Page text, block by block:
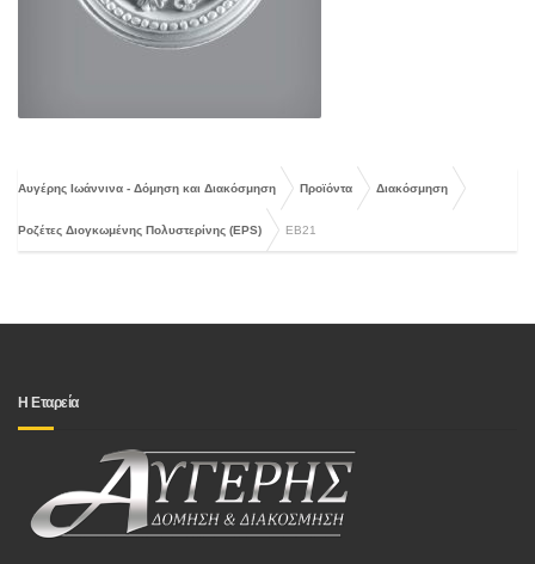
Αυγέρης Ιωάννινα - Δόμηση και Διακόσμηση Προϊόντα Διακόσμηση
Ροζέτες Διογκωμένης Πολυστερίνης (EPS) EB21
Η Εταρεία